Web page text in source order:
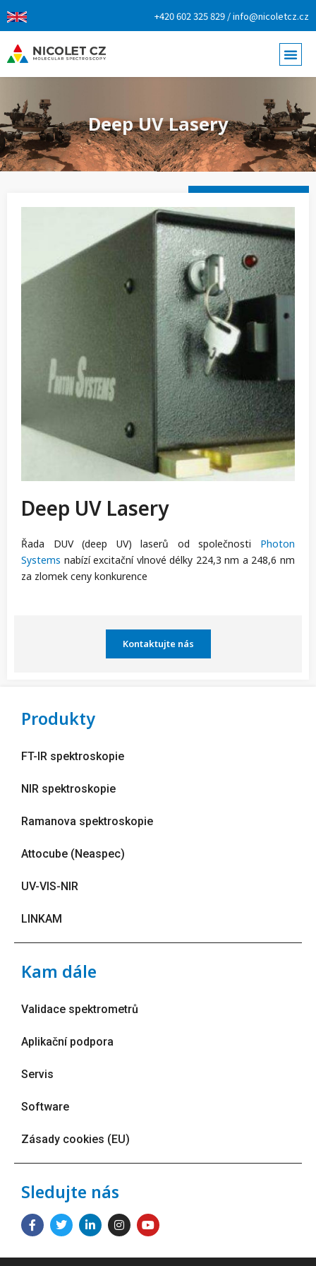
+420 602 325 829 / info@nicoletcz.cz
Deep UV Lasery
Deep UV Lasery
Řada DUV (deep UV) laserů od společnosti Photon
Systems nabízí excitační vlnové délky 224,3 nm a 248,6 nm
za zlomek ceny konkurence
Kontaktujte nás
Produkty
FT-IR spektroskopie
NIR spektroskopie
Ramanova spektroskopie
Attocube (Neaspec)
UV-VIS-NIR
LINKAM
Kam dále
Validace spektrometrů
Aplikační podpora
Servis
Software
Zásady cookies (EU)
Sledujte nás